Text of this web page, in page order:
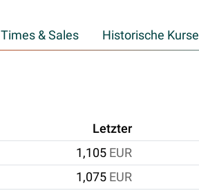
Times & Sales Historische Kurse
Letzter
1,105 EUR
1,075 EUR